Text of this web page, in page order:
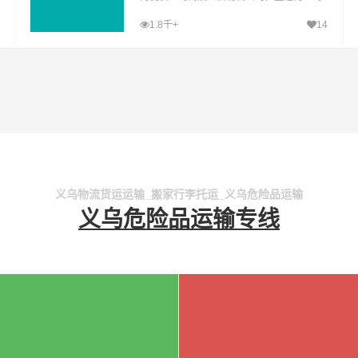
义乌到陵川县货运公司已成为山邦义乌的优
1.8千+ 14
义乌物流货运运输_搬家行李托运_义乌危险品运输
义乌危险品运输专线